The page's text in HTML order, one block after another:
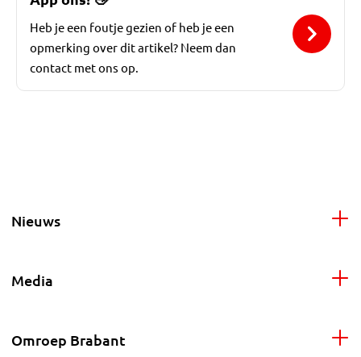
Heb je een foutje gezien of heb je een
opmerking over dit artikel? Neem dan
contact met ons op.
Nieuws
Media
Omroep Brabant